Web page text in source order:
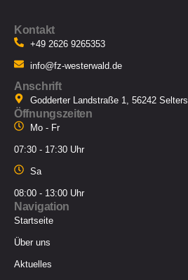
Kontakt
+49 2626 9265353
info@fz-westerwald.de
Anschrift
Godderter Landstraße 1, 56242 Selters
Öffnungszeiten
Mo - Fr
07:30 - 17:30 Uhr
Sa
08:00 - 13:00 Uhr
Navigation
Startseite
Über uns
Aktuelles